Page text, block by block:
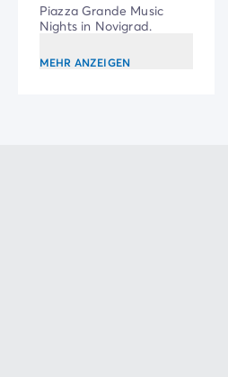
Piazza Grande Music
Nights in Novigrad.
MEHR ANZEIGEN